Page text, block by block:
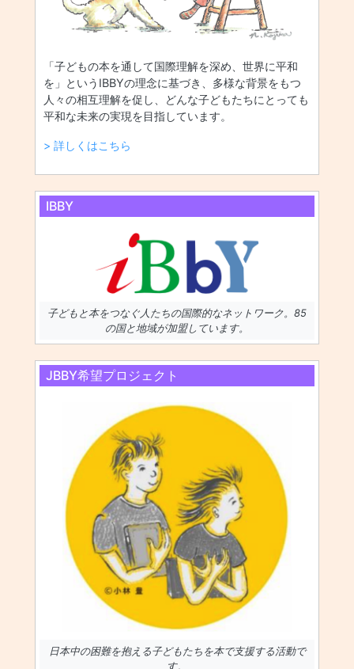
「子どもの本を通して国際理解を深め、世界に平和
を」というIBBYの理念に基づき、多様な背景をもつ
人々の相互理解を促し、どんな子どもたちにとっても
平和な未来の実現を目指しています。
> 詳しくはこちら
IBBY
子どもと本をつなぐ人たちの国際的なネットワーク。85
の国と地域が加盟しています。
JBBY希望プロジェクト
日本中の困難を抱える子どもたちを本で支援する活動で
す。